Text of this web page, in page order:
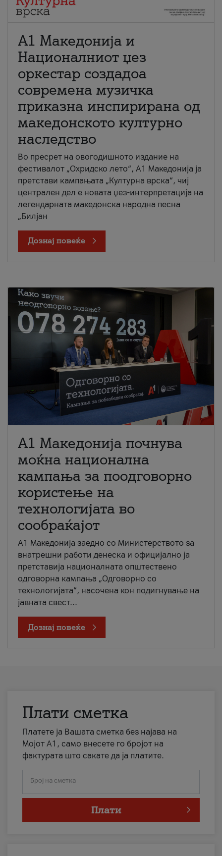
А1 Македонија и
Националниот џез
оркестар создадоа
современа музичка
приказна инспирирана од
македонското културно
наследство
Во пресрет на овогодишното издание на
фестивалот „Охридско лето“, А1 Македонија ја
претстави кампањата „Културна врска“, чиј
централен дел е новата џез-интерпретација на
легендарната македонска народна песна
„Билјан
Дознај повеќе
A1 Македонија почнува
моќна национална
кампања за поодговорно
користење на
технологијата во
сообраќајот
A1 Македонија заедно со Министерството за
внатрешни работи денеска и официјално ја
претставија националната општествено
одговорна кампања „Одговорно со
технологијата“, насочена кон подигнување на
јавната свест...
Дознај повеќе
Плати сметка
Платете ја Вашата сметка без најава на
Мојот А1, само внесете го бројот на
фактурата што сакате да ја платите.
Број на сметка
Плати